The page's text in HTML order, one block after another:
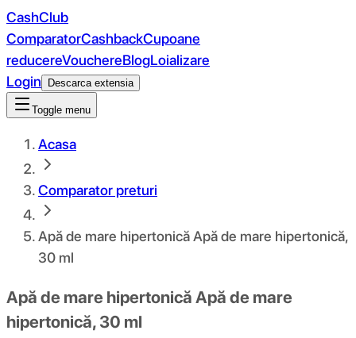
CashClub
ComparatorCashbackCupoane
reducereVouchereBlogLoializare
Login
Descarca extensia
Toggle menu
Acasa
Comparator preturi
Apă de mare hipertonică Apă de mare hipertonică,
30 ml
Apă de mare hipertonică Apă de mare
hipertonică, 30 ml